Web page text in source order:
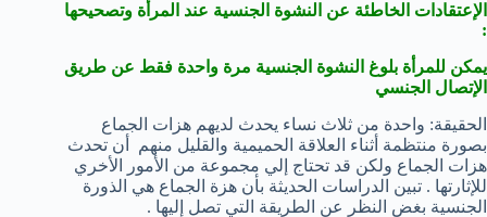
الإعتقادات الخاطئة عن النشوة الجنسية عند المرأة وتصحيحها
:
يمكن للمرأة بلوغ النشوة الجنسية مرة واحدة فقط عن طريق
الإتصال الجنسي
الحقيقة: واحدة من ثلاث نساء يحدث لديهم هزات الجماع
بصورة منتظمة أثناء العلاقة الحميمية والقليل منهم أن تحدث
هزات الجماع ولكن قد تحتاج إلي مجموعة من الأمور الأخري
للإثارتها . تبين الدراسات الحديثة بأن هزة الجماع هي الذورة
الجنسية بغض النظر عن الطريقة التي تصل إليها .